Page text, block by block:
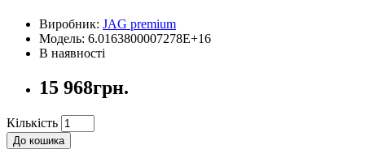
Виробник: JAG premium
Модель: 6.0163800007278E+16
В наявності
15 968грн.
Кількість
До кошика